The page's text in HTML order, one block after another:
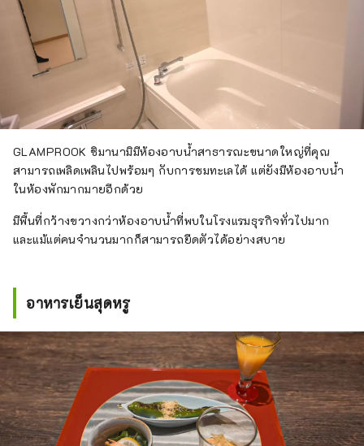
GLAMPROOK ชิมานามิมีห้องอาบน้ำสาธารณะขนาดใหญ่ที่คุณ
สามารถเพลิดเพลินไปพร้อมๆ กับการชมทะเลได้ แต่ยังมีห้องอาบน้ำ
ในห้องพักมากมายอีกด้วย
มีพื้นที่กว้างขวางกว่าห้องอาบน้ำที่พบในโรงแรมธุรกิจทั่วไปมาก
และแม้แต่คนจำนวนมากก็สามารถยืดตัวได้อย่างสบาย
อาหารเย็นสุดหรู